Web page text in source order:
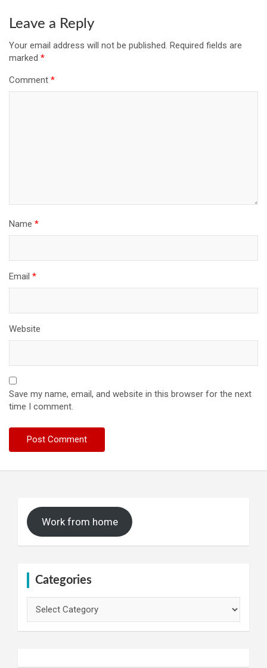
Leave a Reply
Your email address will not be published. Required fields are
marked *
Comment *
Name *
Email *
Website
Save my name, email, and website in this browser for the next
time I comment.
Work from home
Categories